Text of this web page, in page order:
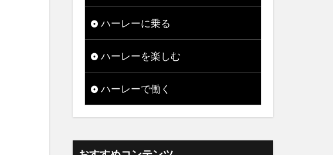
ハーレーに乗る
ハーレーを楽しむ
ハーレーで働く